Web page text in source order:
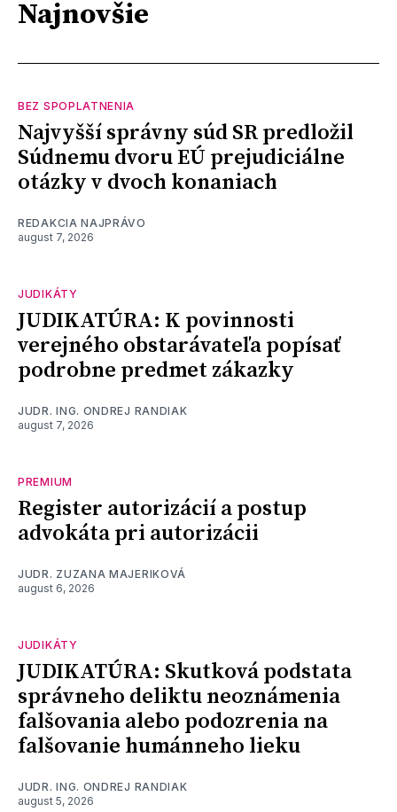
Najnovšie
BEZ SPOPLATNENIA
Najvyšší správny súd SR predložil
Súdnemu dvoru EÚ prejudiciálne
otázky v dvoch konaniach
REDAKCIA NAJPRÁVO
august 7, 2026
JUDIKÁTY
JUDIKATÚRA: K povinnosti
verejného obstarávateľa popísať
podrobne predmet zákazky
JUDR. ING. ONDREJ RANDIAK
august 7, 2026
PREMIUM
Register autorizácií a postup
advokáta pri autorizácii
JUDR. ZUZANA MAJERIKOVÁ
august 6, 2026
JUDIKÁTY
JUDIKATÚRA: Skutková podstata
správneho deliktu neoznámenia
falšovania alebo podozrenia na
falšovanie humánneho lieku
JUDR. ING. ONDREJ RANDIAK
august 5, 2026